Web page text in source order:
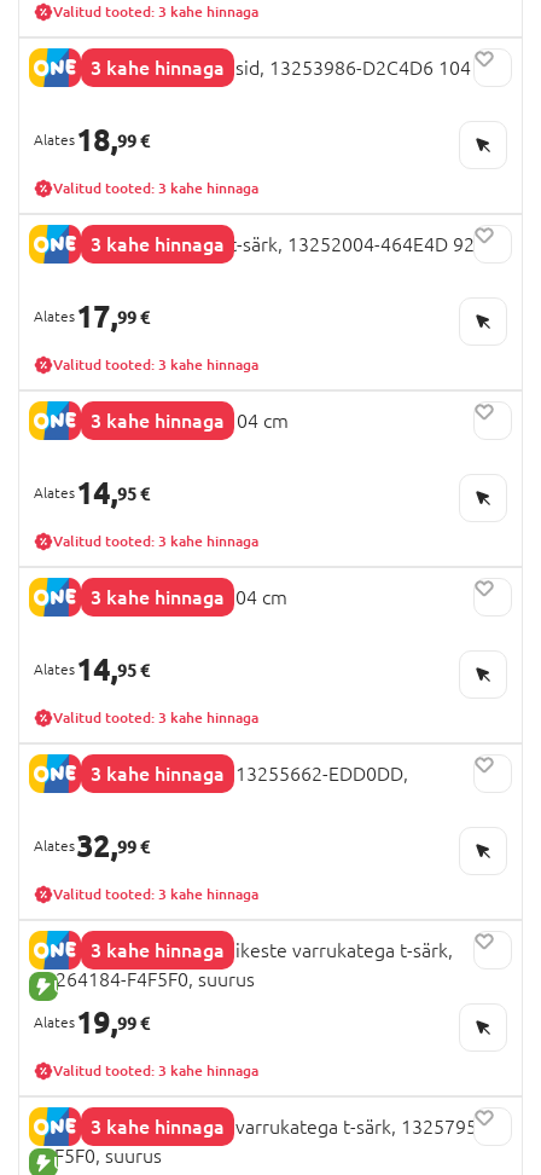
Valitud tooted: 3 kahe hinnaga
3 kahe hinnaga
NAME IT FROZEN retuusid, 13253986-D2C4D6 104 cm
18,99 €
Valitud tooted: 3 kahe hinnaga
3 kahe hinnaga
NAME IT PAW PATROL t-särk, 13252004-464E4D 92 cm
17,99 €
Valitud tooted: 3 kahe hinnaga
3 kahe hinnaga
NEXT püksid, 865812, 104 cm
14,95 €
Valitud tooted: 3 kahe hinnaga
3 kahe hinnaga
NEXT püksid, F14782, 104 cm
14,95 €
Valitud tooted: 3 kahe hinnaga
3 kahe hinnaga
NAME IT FROZEN kleit, 13255662-EDD0DD,
32,99 €
Valitud tooted: 3 kahe hinnaga
3 kahe hinnaga
UUS TOODE
NAME IT BRAINROT lühikeste varrukatega t-särk,
13264184-F4F5F0, suurus
19,99 €
Valitud tooted: 3 kahe hinnaga
3 kahe hinnaga
UUS TOODE
NAME IT FIFA lühikeste varrukatega t-särk, 13257956-
F4F5F0, suurus